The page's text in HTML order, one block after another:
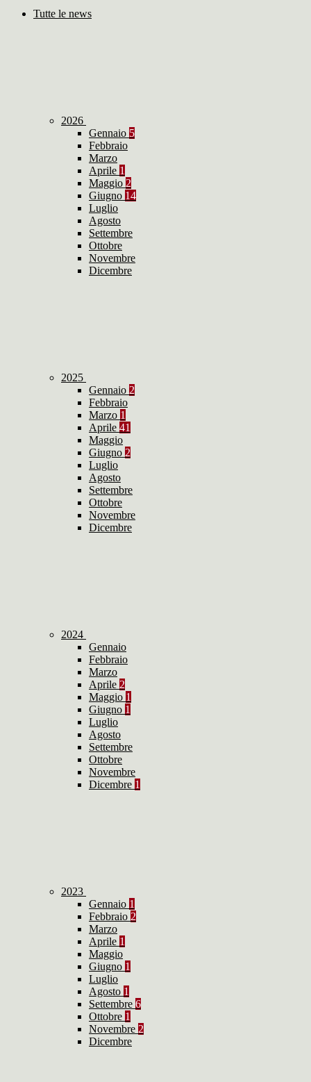
Tutte le news
2026
Gennaio 5
Febbraio
Marzo
Aprile 1
Maggio 2
Giugno 14
Luglio
Agosto
Settembre
Ottobre
Novembre
Dicembre
2025
Gennaio 2
Febbraio
Marzo 1
Aprile 41
Maggio
Giugno 2
Luglio
Agosto
Settembre
Ottobre
Novembre
Dicembre
2024
Gennaio
Febbraio
Marzo
Aprile 2
Maggio 1
Giugno 1
Luglio
Agosto
Settembre
Ottobre
Novembre
Dicembre 1
2023
Gennaio 1
Febbraio 2
Marzo
Aprile 1
Maggio
Giugno 1
Luglio
Agosto 1
Settembre 6
Ottobre 1
Novembre 2
Dicembre